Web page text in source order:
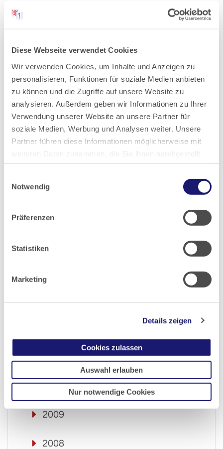
Diese Webseite verwendet Cookies
Wir verwenden Cookies, um Inhalte und Anzeigen zu
personalisieren, Funktionen für soziale Medien anbieten
zu können und die Zugriffe auf unsere Website zu
analysieren. Außerdem geben wir Informationen zu Ihrer
Verwendung unserer Website an unsere Partner für
soziale Medien, Werbung und Analysen weiter. Unsere
Partner führen diese Informationen möglicherweise mit
haben oder die sie im Rahmen Ihrer Nutzung der Dienste
Notwendig
Präferenzen
Statistiken
Marketing
Details zeigen
Cookies zulassen
Auswahl erlauben
Nur notwendige Cookies
2021
2020
2019
2017
2011
2010
2009
2008